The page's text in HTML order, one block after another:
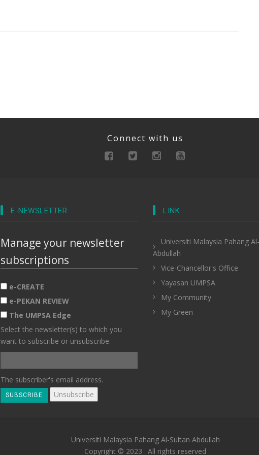
Connect with us
E-NEWSLETTER
Manage your newsletter
subscriptions
e-CREATE
e-PEKAN REVIEW
The UMPSA Edge
Select the newsletter(s) to which you
want to subscribe or unsubscribe.
The subscriber's email address.
LINK
Universiti Malaysia Pahang
Abdullah
Vice-Chancellor's Office
Yayasan UMPSA
My Community
My Green
Universiti Malaysia Pahang Al-Sultan Abdullah
Copyright © 2023 . All rights reserved